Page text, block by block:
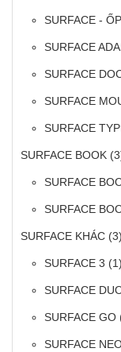
SURFACE -
SURFACE
SURFACE
SURFACE
SURFACE
SURFACE BOOK
SURFACE
SURFACE
SURFACE KHÁC (3)
SURFACE 3 (1)
SURFACE
SURFACE GO
SURFACE